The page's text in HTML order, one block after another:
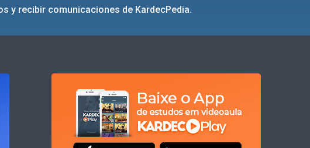
y recibir comunicaciones de KardecPedia.